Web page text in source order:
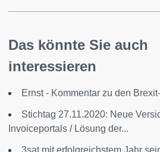
Das könnte Sie auch
interessieren
Ernst - Kommentar zu den
Stichtag 27.11.2020: Neue
Invoiceportals / Lösung der...
3sat mit erfolgreichstem Jahr